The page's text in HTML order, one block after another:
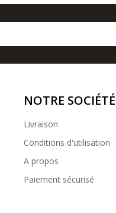
NOTRE SOCIÉTÉ
Livraison
Conditions d'utilisation
A propos
Paiement sécurisé